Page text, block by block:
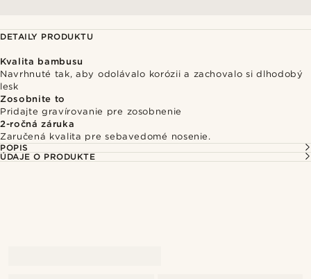
DETAILY PRODUKTU
Kvalita bambusu
Navrhnuté tak, aby odolávalo korózii a zachovalo si dlhodobý
lesk
Zosobnite to
Pridajte gravírovanie pre zosobnenie
2-ročná záruka
Zaručená kvalita pre sebavedomé nosenie.
POPIS
ÚDAJE O PRODUKTE